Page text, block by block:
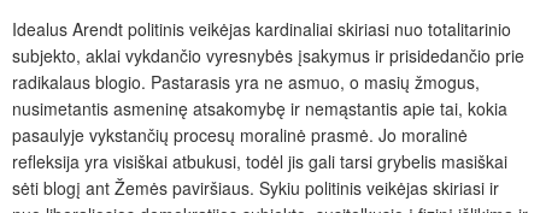
Idealus Arendt politinis veikėjas kardinaliai skiriasi nuo totalitarinio
subjekto, aklai vykdančio vyresnybės įsakymus ir prisidedančio prie
radikalaus blogio. Pastarasis yra ne asmuo, o masių žmogus,
nusimetantis asmeninę atsakomybę ir nemąstantis apie tai, kokia
pasaulyje vykstančių procesų moralinė prasmė. Jo moralinė
refleksija yra visiškai atbukusi, todėl jis gali tarsi grybelis masiškai
sėti blogį ant Žemės paviršiaus. Sykiu politinis veikėjas skiriasi ir